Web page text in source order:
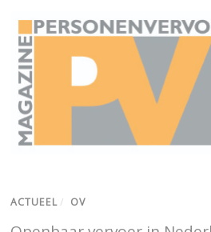
ACTUEEL / OV